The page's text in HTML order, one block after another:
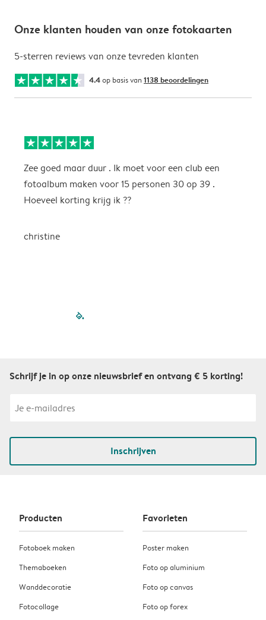
Onze klanten houden van onze fotokaarten
5-sterren reviews van onze tevreden klanten
4.4op basis van 1138 beoordelingen
Zee goed maar duur . Ik moet voor een club een
fotoalbum maken voor 15 personen 30 op 39 .
Hoeveel korting krijg ik ??
christine
filled-pagination
Schrijf je in op onze nieuwsbrief en ontvang € 5 korting!
Inschrijven
Producten
Fotoboek maken
Themaboeken
Wanddecoratie
Fotocollage
Favorieten
Poster maken
Foto op aluminium
Foto op canvas
Foto op forex